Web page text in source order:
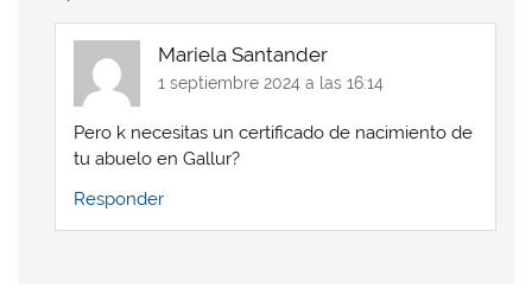
Mariela Santander
1 septiembre 2024 a las 16:14
Pero k necesitas un certificado de nacimiento de
tu abuelo en Gallur?
Responder